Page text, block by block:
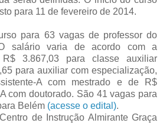
para 11 de fevereiro de 2014.
para 63 vagas de professor do
salário varia de acordo com a
3.867,03 para classe auxiliar
para auxiliar com especialização,
A com mestrado e de R$
com doutorado. São 41 vagas para
Belém (acesse o edital).
de Instrução Almirante Graça